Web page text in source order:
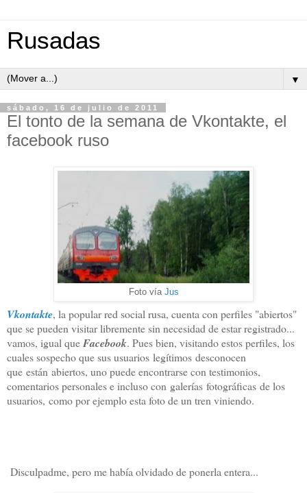
Rusadas
▼
sábado, 16 de julio de 2011
El tonto de la semana de Vkontakte, el
facebook ruso
Foto vía Jus
Vkontakte, la popular red social rusa, cuenta con perfiles "abiertos"
que se pueden visitar libremente sin necesidad de estar registrado...
vamos, igual queFacebook. Pues bien, visitando estos perfiles, los
cuales sospecho que sus usuarios legítimos desconocen
que están abiertos, uno puede encontrarse con testimonios,
comentarios personales e incluso con galerías fotográficas de los
usuarios, como por ejemplo esta foto de un tren viniendo.
Disculpadme, pero me había olvidado de ponerla entera...